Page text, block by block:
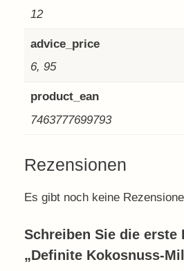
12
advice_price
6, 95
product_ean
7463777699793
Rezensionen
Es gibt noch keine
Schreiben Sie die erste
„Definite Kokosnuss-